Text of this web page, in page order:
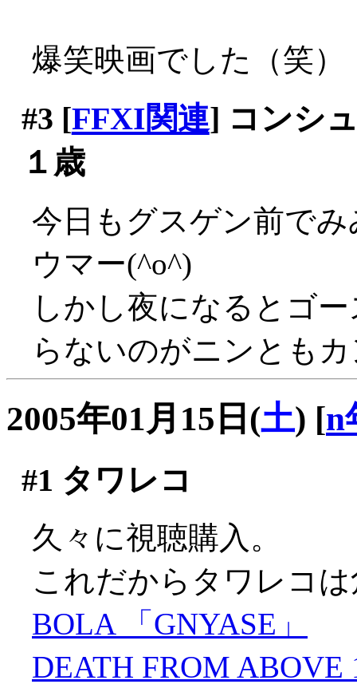
爆笑映画でした（笑）
#3 [FFXI関連] コンシ
１歳
今日もグスゲン前で
ウマー(^o^)
しかし夜になるとゴ
らないのがニンとも
2005年01月15日(土) [n
#1 タワレコ
久々に視聴購入。
これだからタワレコ
BOLA 「GNYASE」
DEATH FROM ABOVE